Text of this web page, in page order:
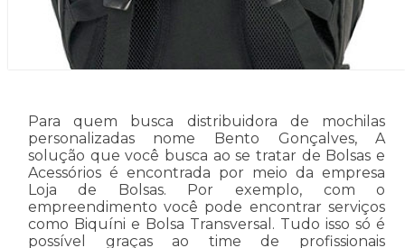
Para quem busca distribuidora de mochilas
personalizadas nome Bento Gonçalves, A
solução que você busca ao se tratar de Bolsas e
Acessórios é encontrada por meio da empresa
Loja de Bolsas. Por exemplo, com o
empreendimento você pode encontrar serviços
como Biquíni e Bolsa Transversal. Tudo isso só é
possível graças ao time de profissionais